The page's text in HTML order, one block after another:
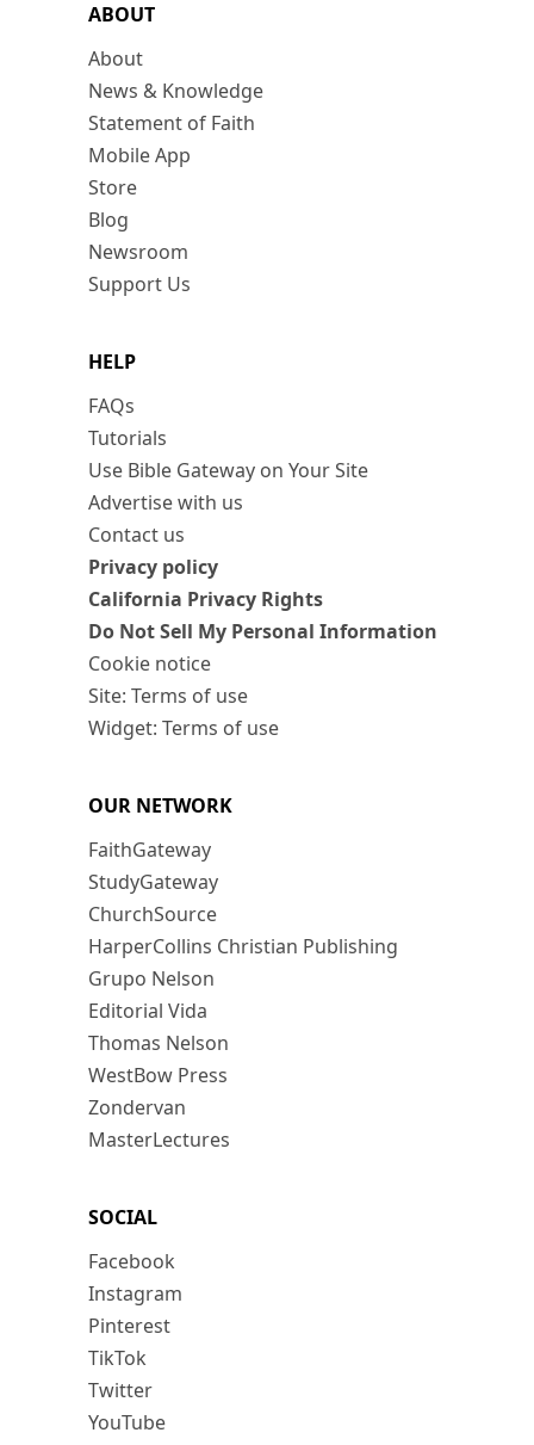
ABOUT
About
News & Knowledge
Statement of Faith
Mobile App
Store
Blog
Newsroom
Support Us
HELP
FAQs
Tutorials
Use Bible Gateway on Your Site
Advertise with us
Contact us
Privacy policy
California Privacy Rights
Do Not Sell My Personal Information
Cookie notice
Site: Terms of use
Widget: Terms of use
OUR NETWORK
FaithGateway
StudyGateway
ChurchSource
HarperCollins Christian Publishing
Grupo Nelson
Editorial Vida
Thomas Nelson
WestBow Press
Zondervan
MasterLectures
SOCIAL
Facebook
Instagram
Pinterest
TikTok
Twitter
YouTube